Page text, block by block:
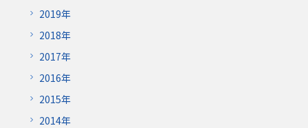
2019年
2018年
2017年
2016年
2015年
2014年